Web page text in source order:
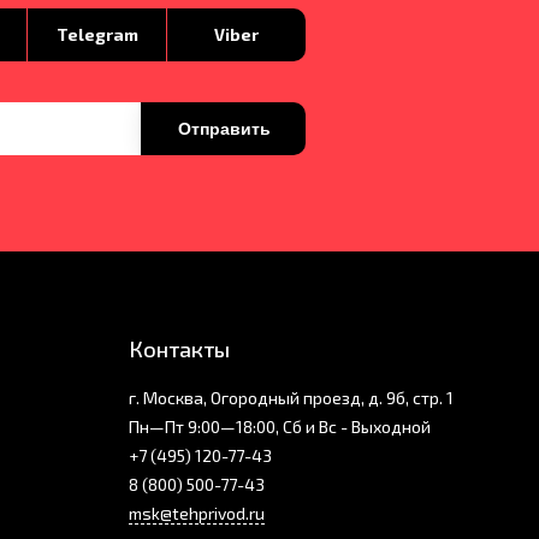
Telegram Viber
Отправить
Контакты
г. Москва, Огородный проезд, д. 9б, стр. 1
Пн—Пт 9:00—18:00, Сб и Вс - Выходной
+7 (495) 120-77-43
8 (800) 500-77-43
msk@tehprivod.ru